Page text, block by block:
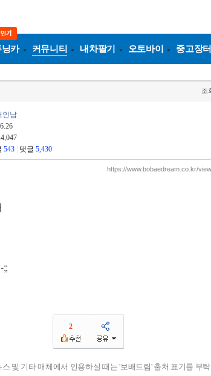
닝카 커뮤니티 내차팔기 오토바이 중고장터
조
인남
543 댓글 5,430
https://www.bobaedream.co.kr/
2
스 및 기타 매체에서 인용하실 때는 '보배드림' 출처 표기를 부